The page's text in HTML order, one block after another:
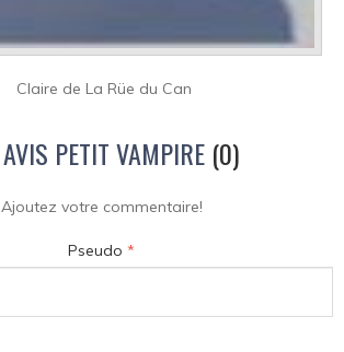
Claire de La Rüe du Can
AVIS PETIT VAMPIRE(0)
Ajoutez votre commentaire!
Pseudo *